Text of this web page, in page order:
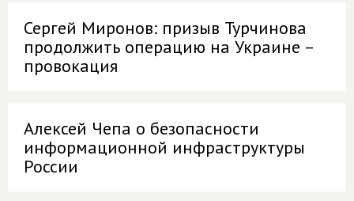
Сергей Миронов: призыв Турчинова
продолжить операцию на Украине –
провокация
Алексей Чепа о безопасности
информационной инфраструктуры
России